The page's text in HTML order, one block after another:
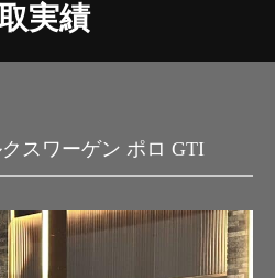
実績
スワーゲン ポロ GTI